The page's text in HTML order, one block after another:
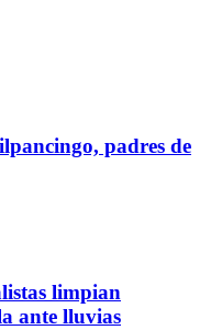
padres de
limpian
ante lluvias